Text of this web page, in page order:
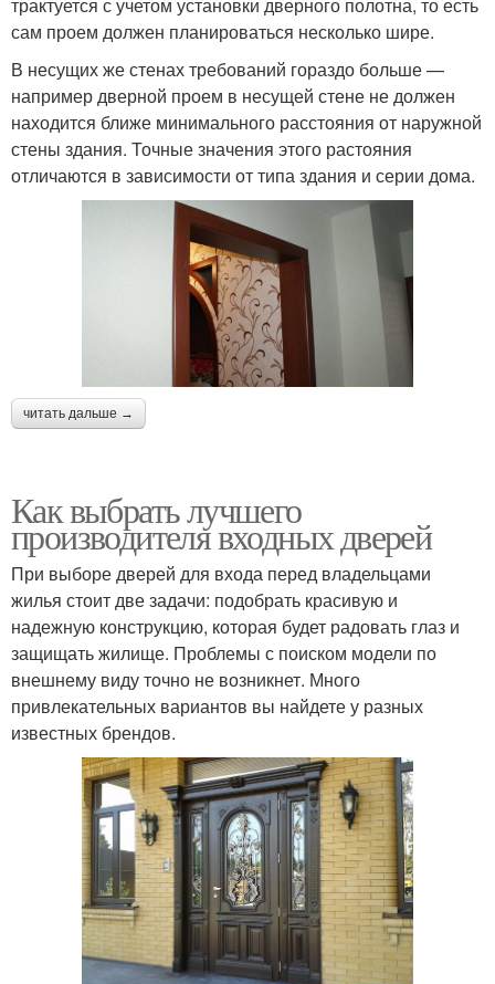
сам проем должен планироваться несколько шире.
В несущих же стенах требований гораздо больше —
например дверной проем в несущей стене не должен
находится ближе минимального расстояния от наружной
стены здания. Точные значения этого растояния
отличаются в зависимости от типа здания и серии дома.
читать дальше →
Как выбрать лучшего
производителя входных дверей
При выборе дверей для входа перед владельцами
жилья стоит две задачи: подобрать красивую и
надежную конструкцию, которая будет радовать глаз и
защищать жилище. Проблемы с поиском модели по
внешнему виду точно не возникнет. Много
привлекательных вариантов вы найдете у разных
известных брендов.